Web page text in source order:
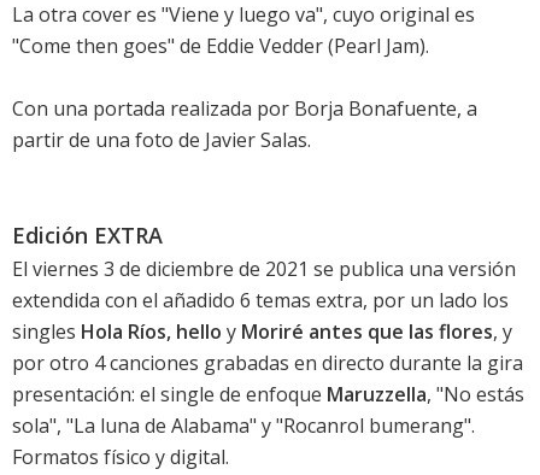
La otra cover es "Viene y luego va", cuyo original es
"Come then goes" de Eddie Vedder (Pearl Jam).
Con una portada realizada por Borja Bonafuente, a
partir de una foto de Javier Salas.
Edición EXTRA
El viernes 3 de diciembre de 2021 se publica una versión
extendida con el añadido 6 temas extra, por un lado los
singles Hola Ríos, hello y Moriré antes que las flores, y
por otro 4 canciones grabadas en directo durante la gira
presentación: el single de enfoque Maruzzella, "No estás
sola", "La luna de Alabama" y "Rocanrol bumerang".
Formatos físico y digital.